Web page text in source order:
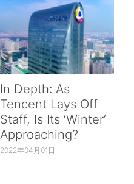
In Depth: As
Tencent Lays Off
Staff, Is Its ‘Winter’
Approaching?
2022年04月01日